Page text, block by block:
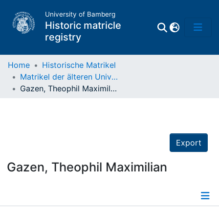
University of Bamberg
Historic matricle
registry
Matrikel
Home
Historische Matrikel
Matrikel der älteren Universität
Gazen, Theophil Maximilian
Export
Gazen, Theophil Maximilian